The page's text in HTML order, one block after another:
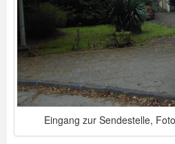
Eingang zur Sendestelle,